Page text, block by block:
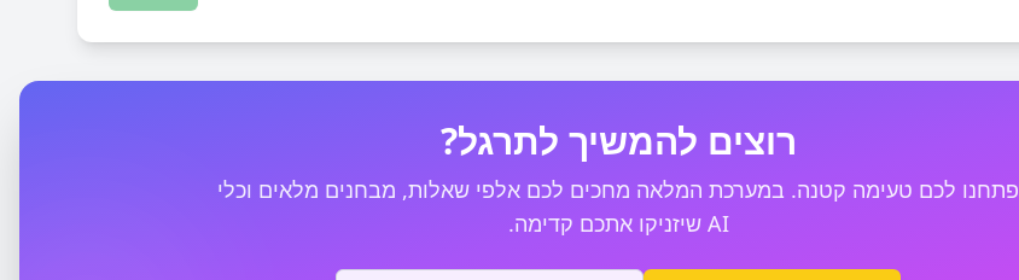
רוצים להמשיך לתרגל?
פתחנו לכם טעימה קטנה. במערכת המלאה מחכים לכם אלפי שאלות, מבחנים מלאים וכלי
AI שיזניקו אתכם קדימה.